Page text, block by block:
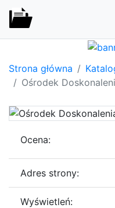
Strona główna
Ośrodek
Ocena:
Adres strony:
Wyświetleń: